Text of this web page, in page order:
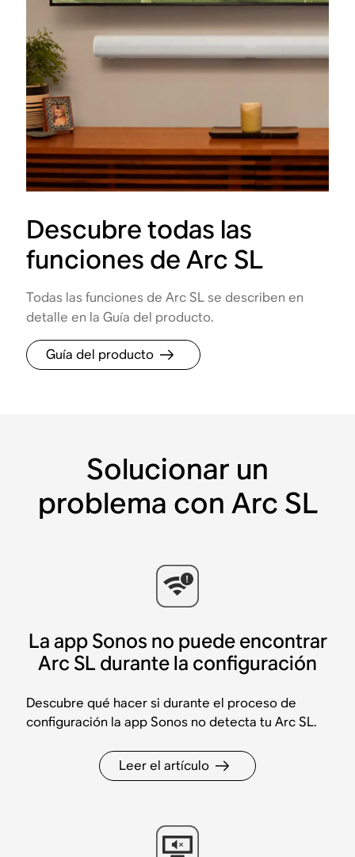
Descubre todas las
funciones de Arc SL
Todas las funciones de Arc SL se describen en
detalle en la Guía del producto.
Guía del producto
Solucionar un
problema con Arc SL
La app Sonos no puede encontrar
Arc SL durante la configuración
Descubre qué hacer si durante el proceso de
configuración la app Sonos no detecta tu Arc SL.
Leer el artículo